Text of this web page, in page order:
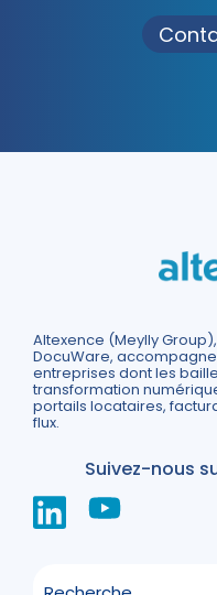
Altexence (Meylly
DocuWare,
entreprises dont les
transformation
portails locataires,
flux.
Suivez-nous